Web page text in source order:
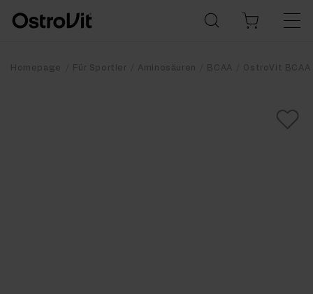
Homepage Für Sportler Aminosäuren BCAA OstroVit